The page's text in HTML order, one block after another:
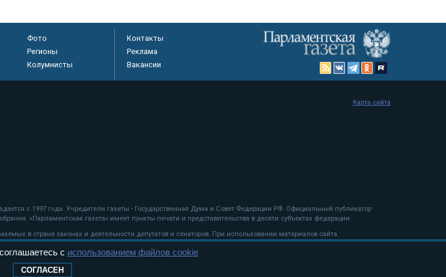
Фото
Регионы
Колумнисты
Контакты
Реклама
Вакансии
с 1997 года. Учредители газеты - Государственная Дума и Совет Федерации РФ. Официальный публикатор
«Парламентская газета» имеет пункты печати и представительства в десяти субъектах федерации.
в стране законах и деятельности депутатов и сенаторов. При использовании материалов сайта
Карта сайта
с использованием файлов cookie
СОГЛАСЕН